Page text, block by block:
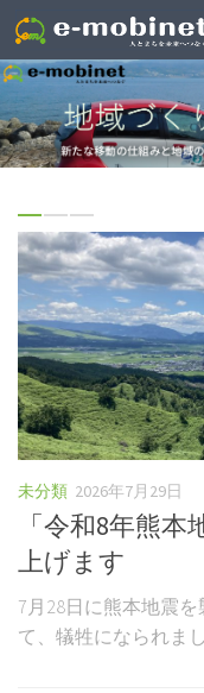
未分類 2026年7月29日
「令和8年熊
上げます
7月28日に熊本地震
て、犠牲になられま